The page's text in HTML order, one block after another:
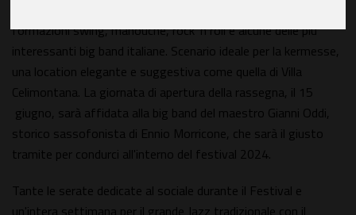
formazioni swing, manouche, rock 'n roll e alcune delle più
interessanti big band italiane. Scenario ideale per la kermesse,
una location elegante e suggestiva come quella di Villa
Celimontana. La giornata di apertura della rassegna, il 15
giugno, sarà affidata alla big band del maestro Gianni Oddi,
storico sassofonista di Ennio Morricone, che sarà il giusto
tramite per condurci all'interno del festival 2024.
Tante le serate dedicate al sociale durante il Festival e
un'intera settimana per il grande Jazz tradizionale con il